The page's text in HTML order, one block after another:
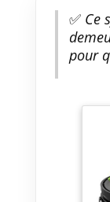
✅Ce
pour